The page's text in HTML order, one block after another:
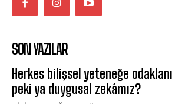
SON YAZILAR
Herkes bilişsel yeteneğe
peki ya duygusal zekâmız?